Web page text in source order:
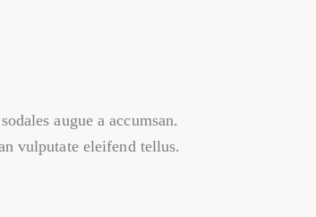
augue a accumsan.
vulputate eleifend tellus.